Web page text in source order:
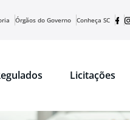
Órgãos do Governo Conheça SC
Licitações